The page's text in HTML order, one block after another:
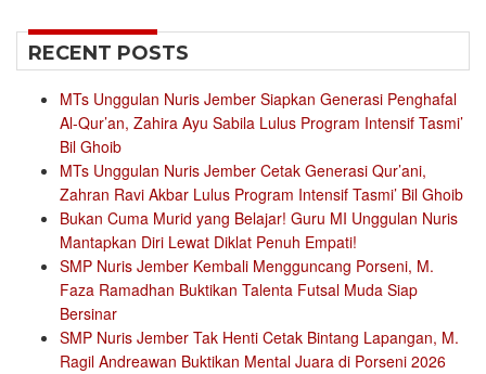
RECENT POSTS
MTs Unggulan Nuris Jember Siapkan Generasi Penghafal
Al-Qur’an, Zahira Ayu Sabila Lulus Program Intensif Tasmi’
Bil Ghoib
MTs Unggulan Nuris Jember Cetak Generasi Qur’ani,
Zahran Ravi Akbar Lulus Program Intensif Tasmi’ Bil Ghoib
Bukan Cuma Murid yang Belajar! Guru MI Unggulan Nuris
Mantapkan Diri Lewat Diklat Penuh Empati!
SMP Nuris Jember Kembali Mengguncang Porseni, M.
Faza Ramadhan Buktikan Talenta Futsal Muda Siap
Bersinar
SMP Nuris Jember Tak Henti Cetak Bintang Lapangan, M.
Ragil Andreawan Buktikan Mental Juara di Porseni 2026